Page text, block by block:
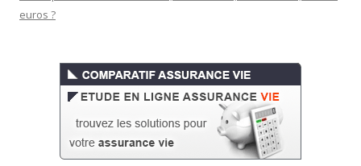
euros ?